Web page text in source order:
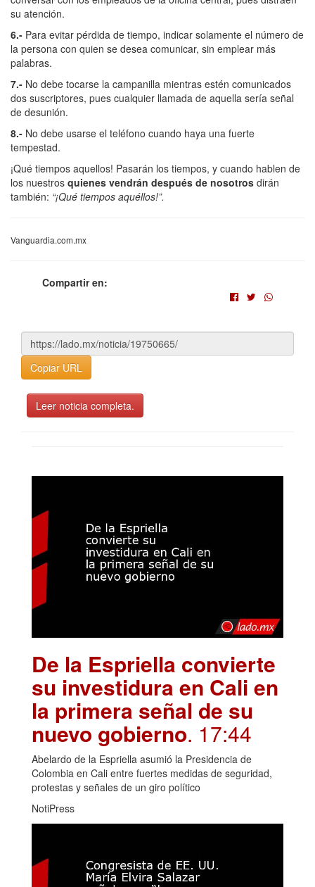
su atención.
6.- Para evitar pérdida de tiempo, indicar solamente el número de
la persona con quien se desea comunicar, sin emplear más
palabras.
7.- No debe tocarse la campanilla mientras estén comunicados
dos suscriptores, pues cualquier llamada de aquella sería señal
de desunión.
8.- No debe usarse el teléfono cuando haya una fuerte
tempestad.
¡Qué tiempos aquellos! Pasarán los tiempos, y cuando hablen de
los nuestros quienes vendrán después de nosotros dirán
también: “¡Qué tiempos aquéllos!”.
Vanguardia.com.mx
Compartir en:
Copiar URL
Leer noticia completa.
De la Espriella convierte
su investidura en Cali en
la primera señal de su
nuevo gobierno. 17:44
Abelardo de la Espriella asumió la Presidencia de
Colombia en Cali entre fuertes medidas de seguridad,
protestas y señales de un giro político
NotiPress